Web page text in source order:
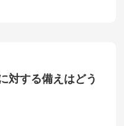
対する備えはどう